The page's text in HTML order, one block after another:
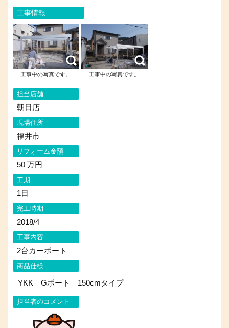
工事情報
工事中の写真です。 工事中の写真です。
担当店舗
朝日店
現場住所
福井市
リフォーム金額
50 万円
工期
1日
完工時期
2018/4
工事内容
2台カーポート
商品仕様
YKK Gポート 150cmタイプ
担当者のコメント